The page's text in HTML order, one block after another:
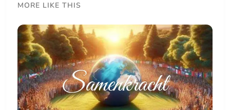
MORE LIKE THIS